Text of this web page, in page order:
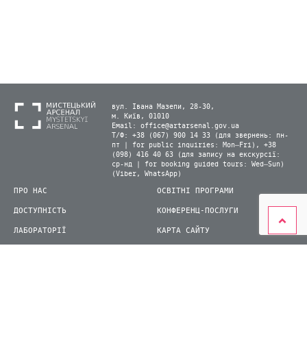
вул. Івана Мазепи, 28-30,
м. Київ, 01010
Email: office@artarsenal.gov.ua
Т/Ф: +38 (067) 900 14 33 (для звернень: пн-
пт | for public inquiries: Mon–Fri), +38
(098) 416 40 63 (для запису на екскурсії:
ср-нд | for booking guided tours: Wed–Sun)
(Viber, WhatsApp)
ПРО НАС
ДОСТУПНІСТЬ
ЛАБОРАТОРІЇ
ОСВІТНІ ПРОГРАМИ
КОНФЕРЕНЦ-ПОСЛУГИ
КАРТА САЙТУ